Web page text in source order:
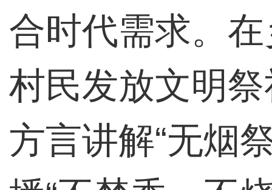
合时代需求。
村民发放文明
方言讲解“无烟